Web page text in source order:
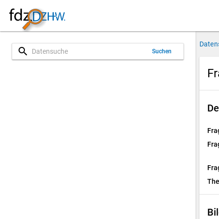
search Suchen